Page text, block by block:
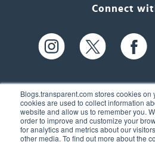
Blogs.transparent.com stores cookies on
cookies are used to collect information
website and allow us to remember you.
order to improve and customize your
for analytics and metrics about our
other media. To find out more about the
Connect
61 Spit Brook Rd,
Nashua, NH